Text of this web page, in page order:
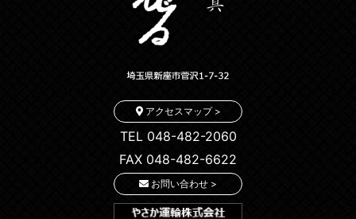
アクセスマップ >
TEL 048-482-2060
FAX 048-482-6622
お問い合わせ >